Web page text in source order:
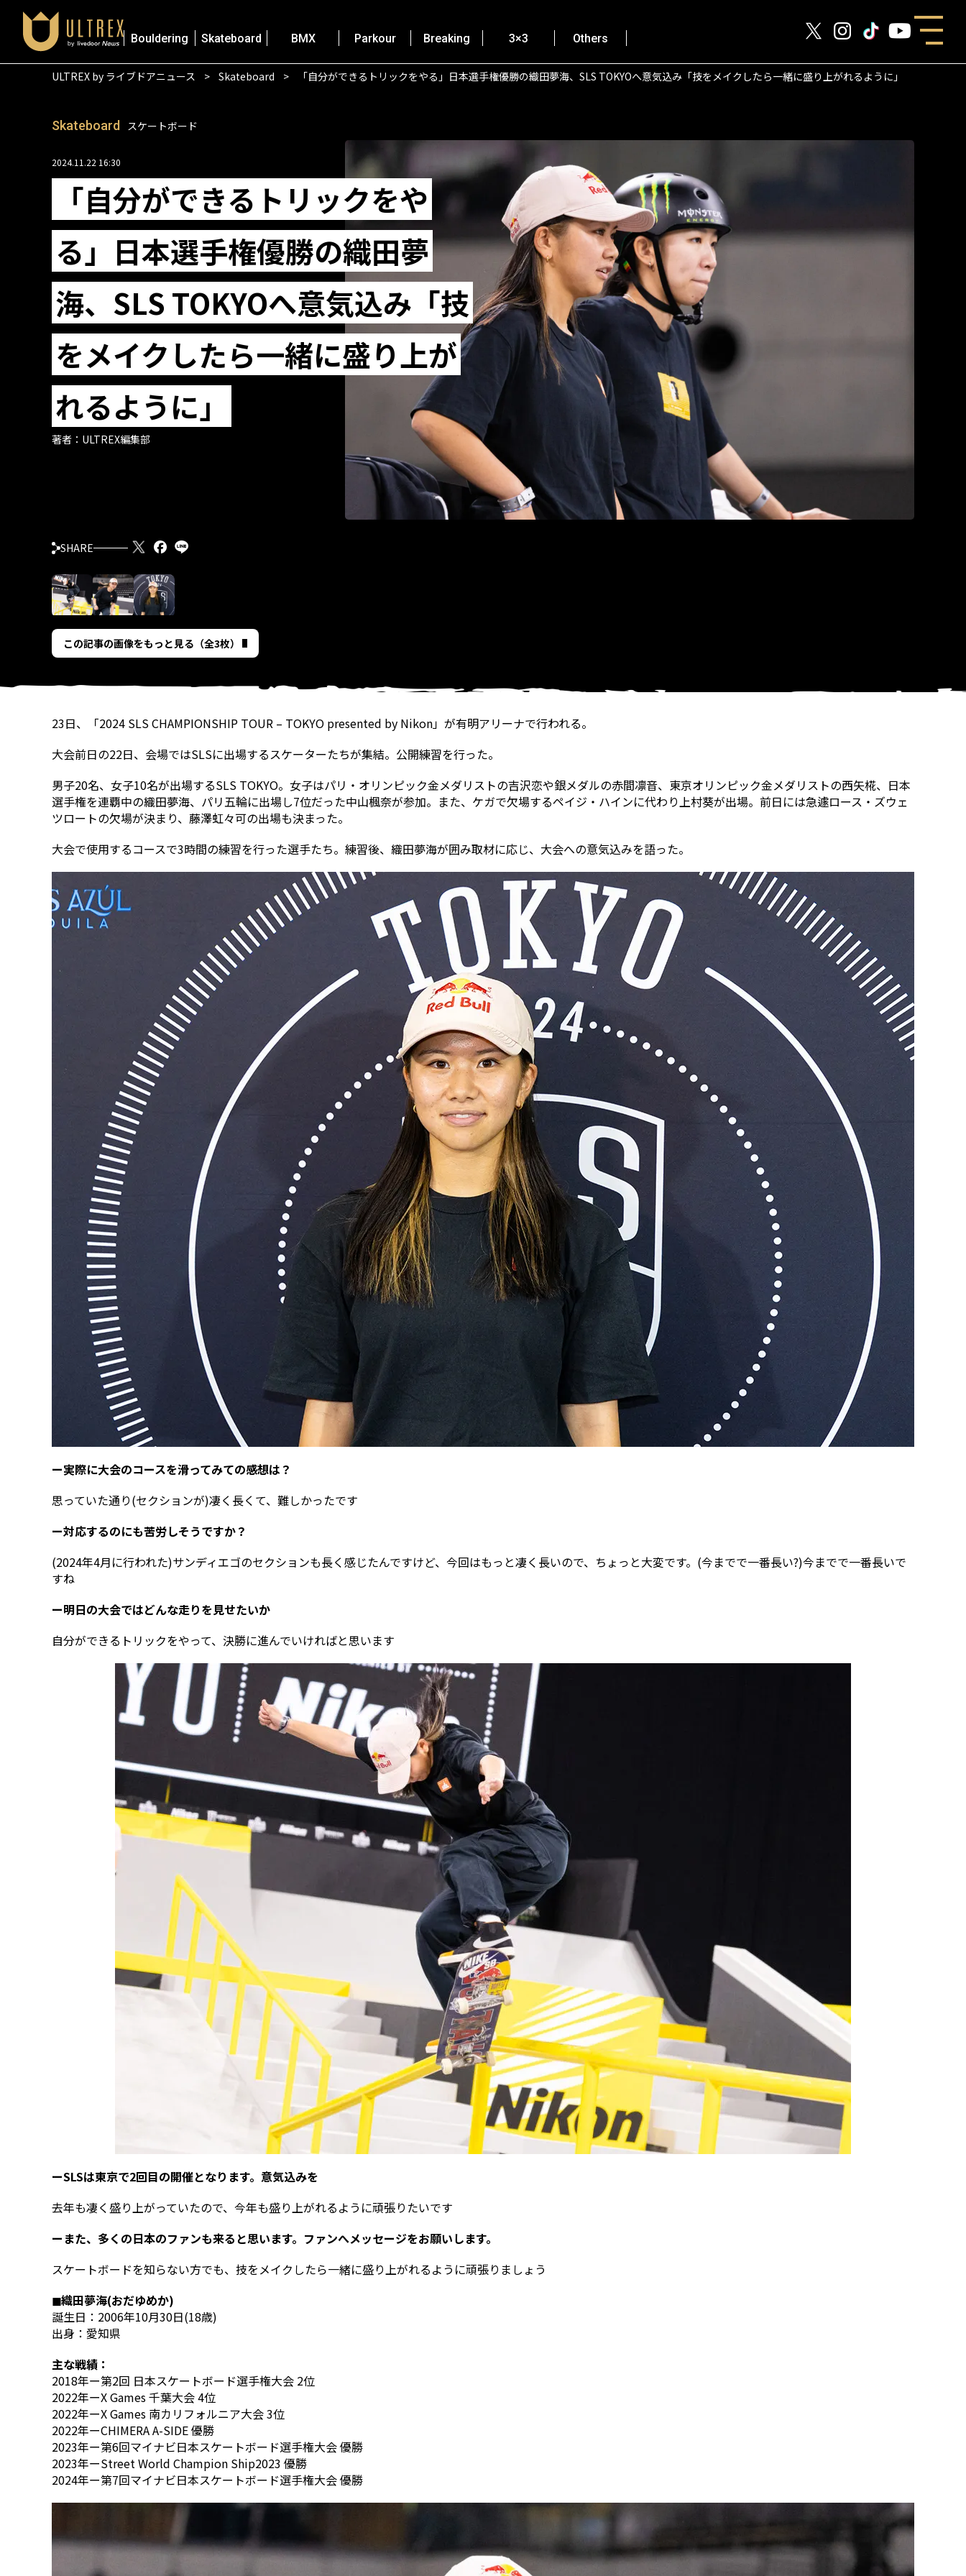
Bouldering Skateboard BMX Parkour Breaking 3×3 Others
ULTREX by ライブドアニュース Skateboard 「自分ができるトリックをやる」日本選手権優勝の織田夢海、SLS TOKYOへ意気込み「技をメイクしたら一緒に盛り上がれるように」
Skateboard スケートボード
2024.11.22 16:30
「自分ができるトリックをや
る」日本選手権優勝の織田夢
海、SLS TOKYOへ意気込み「技
をメイクしたら一緒に盛り上が
れるように」
著者： ULTREX編集部
SHARE
この記事の画像をもっと見る（全3枚）
23日、「2024 SLS CHAMPIONSHIP TOUR – TOKYO presented by Nikon」が有明アリーナで行われる。
大会前日の22日、会場ではSLSに出場するスケーターたちが集結。公開練習を行った。
男子20名、女子10名が出場するSLS TOKYO。女子はパリ・オリンピック金メダリストの吉沢恋や銀メダルの赤間凛音、東京オリンピック金メダリストの西矢椛、日本
選手権を連覇中の織田夢海、パリ五輪に出場し7位だった中山楓奈が参加。また、ケガで欠場するペイジ・ハインに代わり上村葵が出場。前日には急遽ロース・ズウェ
ツロートの欠場が決まり、藤澤虹々可の出場も決まった。
大会で使用するコースで3時間の練習を行った選手たち。練習後、織田夢海が囲み取材に応じ、大会への意気込みを語った。
ー実際に大会のコースを滑ってみての感想は？
思っていた通り(セクションが)凄く長くて、難しかったです
ー対応するのにも苦労しそうですか？
(2024年4月に行われた)サンディエゴのセクションも長く感じたんですけど、今回はもっと凄く長いので、ちょっと大変です。(今までで一番長い?)今までで一番長いで
すね
ー明日の大会ではどんな走りを見せたいか
自分ができるトリックをやって、決勝に進んでいければと思います
ーSLSは東京で2回目の開催となります。意気込みを
去年も凄く盛り上がっていたので、今年も盛り上がれるように頑張りたいです
ーまた、多くの日本のファンも来ると思います。ファンへメッセージをお願いします。
スケートボードを知らない方でも、技をメイクしたら一緒に盛り上がれるように頑張りましょう
◼︎織田夢海(おだゆめか)
誕生日：2006年10月30日(18歳)
出身：愛知県
主な戦績：
2018年ー第2回 日本スケートボード選手権大会 2位
2022年ーX Games 千葉大会 4位
2022年ーX Games 南カリフォルニア大会 3位
2022年ーCHIMERA A-SIDE 優勝
2023年ー第6回マイナビ日本スケートボード選手権大会 優勝
2023年ーStreet World Champion Ship2023 優勝
2024年ー第7回マイナビ日本スケートボード選手権大会 優勝